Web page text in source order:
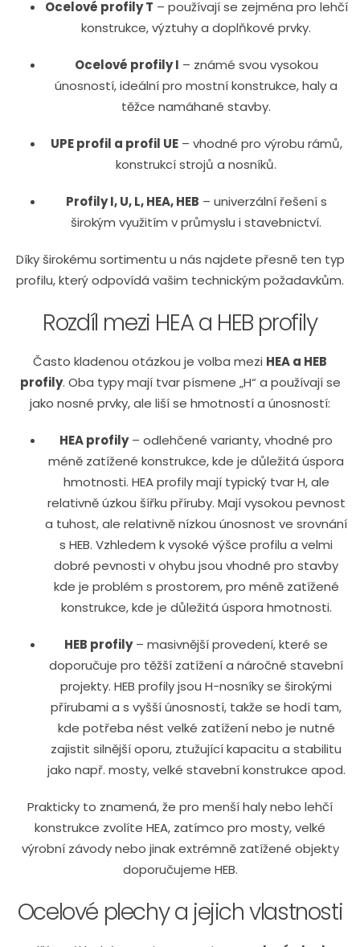
Ocelové profily T – používají se zejména pro lehčí
konstrukce, výztuhy a doplňkové prvky.
Ocelové profily I – známé svou vysokou
únosností, ideální pro mostní konstrukce, haly a
těžce namáhané stavby.
UPE profil a profil UE– vhodné pro výrobu rámů,
konstrukcí strojů a nosníků.
Profily I, U, L, HEA, HEB – univerzální řešení s
širokým využitím v průmyslu i stavebnictví.
Díky širokému sortimentu u nás najdete přesně ten typ
profilu, který odpovídá vašim technickým požadavkům.
Rozdíl mezi HEA a HEB profily
Často kladenou otázkou je volba mezi HEA a HEB
profily. Oba typy mají tvar písmene „H“ a používají se
jako nosné prvky, ale liší se hmotností a únosností:
HEA profily– odlehčené varianty, vhodné pro
méně zatížené konstrukce, kde je důležitá úspora
hmotnosti. HEA profily mají typický tvar H, ale
relativně úzkou šířku příruby. Mají vysokou pevnost
a tuhost, ale relativně nízkou únosnost ve srovnání
s HEB. Vzhledem k vysoké výšce profilu a velmi
dobré pevnosti v ohybu jsou vhodné pro stavby
kde je problém s prostorem, pro méně zatížené
konstrukce, kde je důležitá úspora hmotnosti.
HEB profily– masivnější provedení, které se
doporučuje pro těžší zatížení a náročné stavební
projekty. HEB profily jsou H-nosníky se širokými
přírubami a s vyšší únosností, takže se hodí tam,
kde potřeba nést velké zatížení nebo je nutné
zajistit silnější oporu, ztužující kapacitu a stabilitu
jako např. mosty, velké stavební konstrukce apod.
Prakticky to znamená, že pro menší haly nebo lehčí
konstrukce zvolíte HEA, zatímco pro mosty, velké
výrobní závody nebo jinak extrémně zatížené objekty
doporučujeme HEB.
Ocelové plechy a jejich vlastnosti